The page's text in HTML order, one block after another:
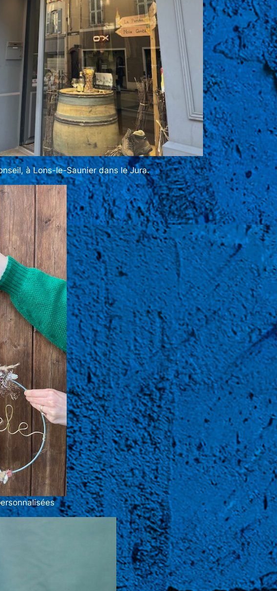
à Lons-le-Saunier dans le Jura.